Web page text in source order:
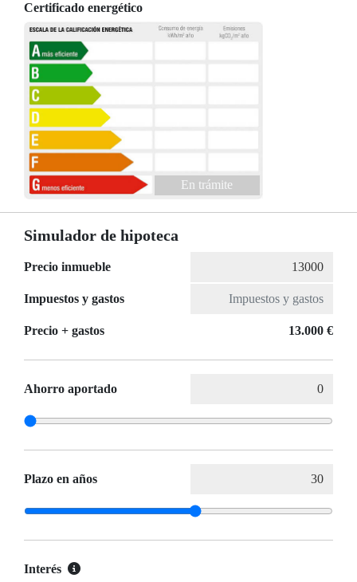
Certificado energético
En trámite
Simulador de hipoteca
Precio inmueble
Impuestos y gastos
Precio + gastos 13.000 €
Ahorro aportado
Plazo en años
Interés